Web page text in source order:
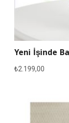
Yeni İşinde
₺2.199,00